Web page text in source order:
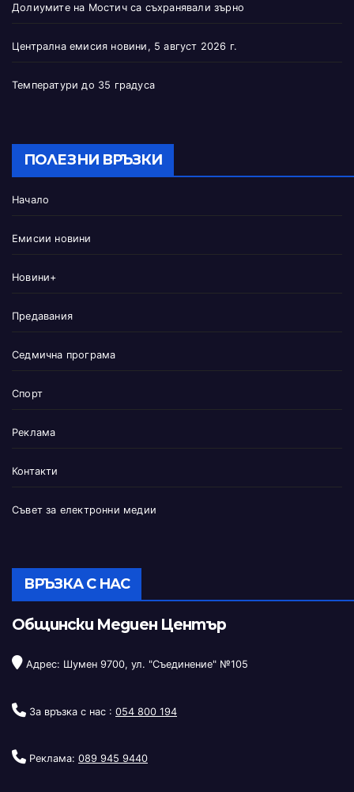
Долиумите на Мостич са съхранявали зърно
Централна емисия новини, 5 август 2026 г.
Температури до 35 градуса
ПОЛЕЗНИ ВРЪЗКИ
Начало
Емисии новини
Новини+
Предавания
Седмична програма
Спорт
Реклама
Контакти
Съвет за електронни медии
ВРЪЗКА С НАС
Общински Медиен Център
Адрес: Шумен 9700, ул. "Съединение" №105
За връзка с нас : 054 800 194
Реклама: 089 945 9440